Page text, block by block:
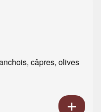
câpres, olives